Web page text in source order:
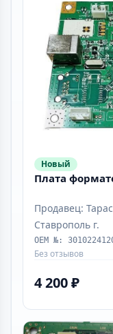
Новый
Плата
Продавец:
Ставрополь г.
OEM №:
Без отзывов
4 200 ₽